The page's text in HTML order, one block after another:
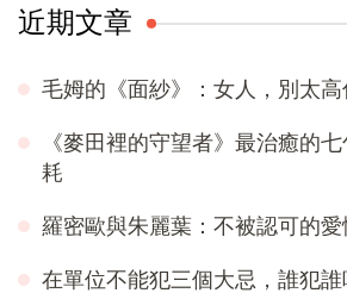
近期文章
毛姆的《面紗》：女人，別太
《麥田裡的守望者》最治癒的
耗
羅密歐與朱麗葉：不被認可的
在單位不能犯三個大忌，誰犯